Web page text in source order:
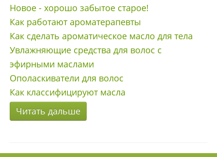
Новое - хорошо забытое старое!
Как работают ароматерапевты
Как сделать ароматическое масло для тела
Увлажняющие средства для волос с
эфирными маслами
Ополаскиватели для волос
Как классифицируют масла
Читать дальше